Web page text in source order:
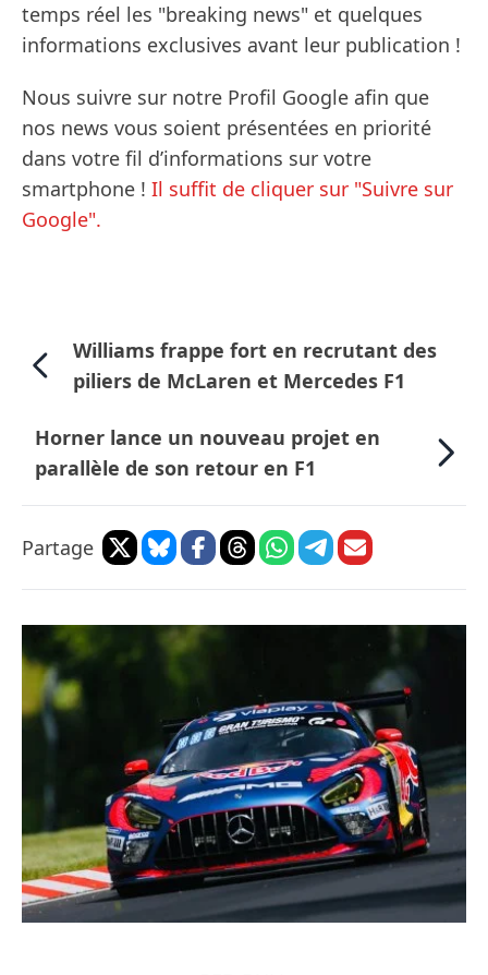
temps réel les "breaking news" et quelques
informations exclusives avant leur publication !
Nous suivre sur notre Profil Google afin que
nos news vous soient présentées en priorité
dans votre fil d’informations sur votre
smartphone ! Il suffit de cliquer sur "Suivre sur
Google".
Williams frappe fort en recrutant des
piliers de McLaren et Mercedes F1
Horner lance un nouveau projet en
parallèle de son retour en F1
Partage